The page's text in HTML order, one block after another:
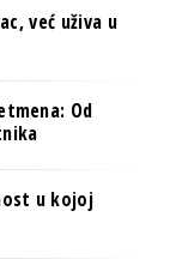
već uživa u
Od
u kojoj